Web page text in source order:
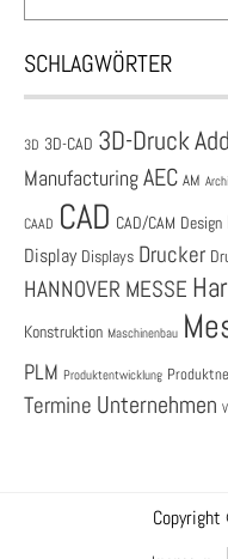
SCHLAGWÖRTER
3D 3D-CAD 3D-Druck
ManufacturingAEC AM
CAAD CAD CAD/CAM Design
Display Displays Drucker
HANNOVER MESSE
Konstruktion Maschinenbau
PLM Produktentwicklung
Termine Unternehmen